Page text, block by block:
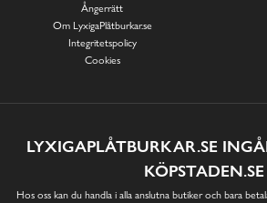
Ångerrätt
Om LyxigaPlåtburkar.se
Integritetspolicy
Cookies
LYXIGAPLÅTBURKAR.SE
KÖPSTADEN.SE
Hos oss kan du handla i alla anslutna butiker och bara